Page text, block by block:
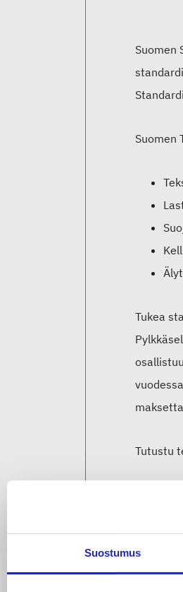
Suostumus
Suomen
Suomen
Tukea
Tutustu
Lue
https://